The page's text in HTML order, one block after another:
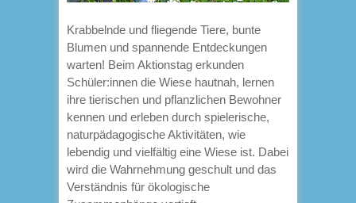
Krabbelnde und fliegende Tiere, bunte
Blumen und spannende Entdeckungen
warten! Beim Aktionstag erkunden
Schüler:innen die Wiese hautnah, lernen
ihre tierischen und pflanzlichen Bewohner
kennen und erleben durch spielerische,
naturpädagogische Aktivitäten, wie
lebendig und vielfältig eine Wiese ist. Dabei
wird die Wahrnehmung geschult und das
Verständnis für ökologische